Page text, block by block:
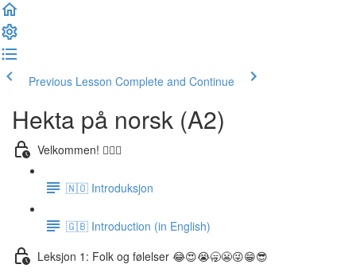
Previous Lesson Complete and Continue
Hekta på norsk (A2)
Velkommen! 🙋🏼‍♂️
🇳🇴 Introduksjon
🇬🇧 Introduction (in English)
Leksjon 1: Folk og følelser 😂😍😭🥱😬😜😁😎